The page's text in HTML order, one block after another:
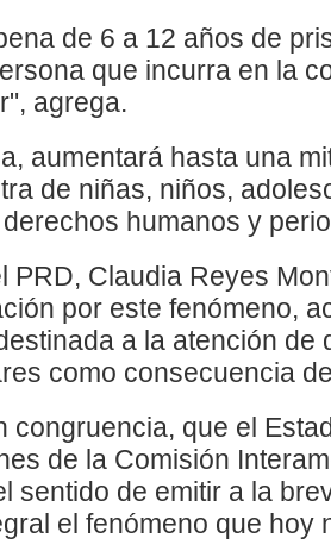
de 6 a 12 años de
que incurra en la
agrega.
aumentará hasta una
de niñas, niños,
humanos y
PRD, Claudia Reyes
por este fenómeno,
a la atención de
como consecuencia
congruencia, que el
de la Comisión
sentido de emitir a la
el fenómeno que hoy